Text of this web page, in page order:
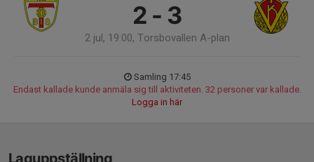
2 - 3
2 jul, 19:00, Torsbovallen A-plan
Samling 17:45
Endast kallade kunde anmäla sig till aktiviteten. 32 personer var kallade.
Logga in här
Laguppställning